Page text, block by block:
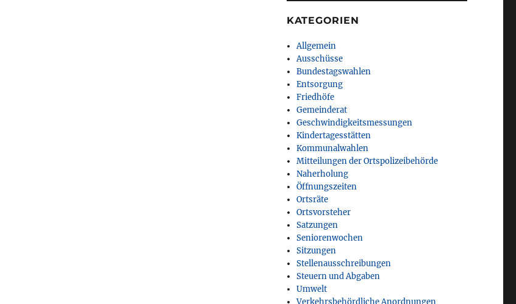
KATEGORIEN
Allgemein
Ausschüsse
Bundestagswahlen
Entsorgung
Friedhöfe
Gemeinderat
Geschwindigkeitsmessungen
Kindertagesstätten
Kommunalwahlen
Mitteilungen der Ortspolizeibehörde
Naherholung
Öffnungszeiten
Ortsräte
Ortsvorsteher
Satzungen
Seniorenwochen
Sitzungen
Stellenausschreibungen
Steuern und Abgaben
Umwelt
Verkehrsbehördliche Anordnungen